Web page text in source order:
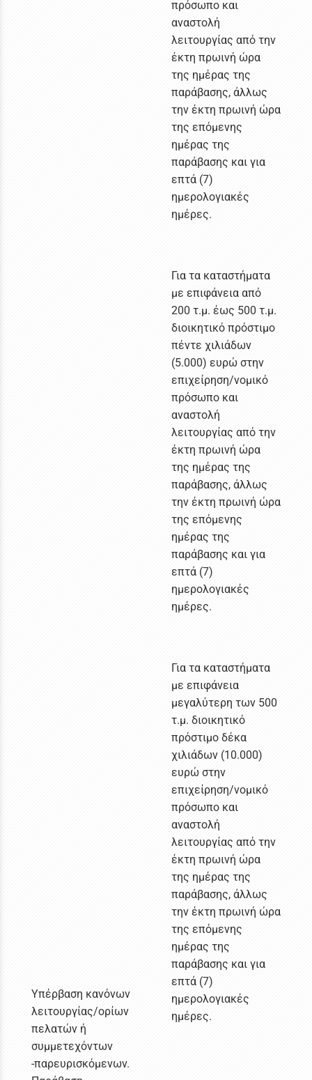
Υπέρβαση κανόνων
λειτουργίας/ορίων
πελατών ή
συμμετεχόντων
-παρευρισκόμενων.
πρόσωπο και
αναστολή
λειτουργίας από την
έκτη πρωινή ώρα
της ημέρας της
παράβασης, άλλως
την έκτη πρωινή ώρα
της επόμενης
ημέρας της
παράβασης και για
επτά (7)
ημερολογιακές
ημέρες.
Για τα καταστήματα
με επιφάνεια από
200 τ.μ. έως 500 τ.μ.
διοικητικό πρόστιμο
πέντε χιλιάδων
(5.000) ευρώ στην
επιχείρηση/νομικό
πρόσωπο και
αναστολή
λειτουργίας από την
έκτη πρωινή ώρα
της ημέρας της
παράβασης, άλλως
την έκτη πρωινή ώρα
της επόμενης
ημέρας της
παράβασης και για
επτά (7)
ημερολογιακές
ημέρες.
Για τα καταστήματα
με επιφάνεια
μεγαλύτερη των 500
τ.μ. διοικητικό
πρόστιμο δέκα
χιλιάδων (10.000)
ευρώ στην
επιχείρηση/νομικό
πρόσωπο και
αναστολή
λειτουργίας από την
έκτη πρωινή ώρα
της ημέρας της
παράβασης, άλλως
την έκτη πρωινή ώρα
της επόμενης
ημέρας της
παράβασης και για
επτά (7)
ημερολογιακές
ημέρες.